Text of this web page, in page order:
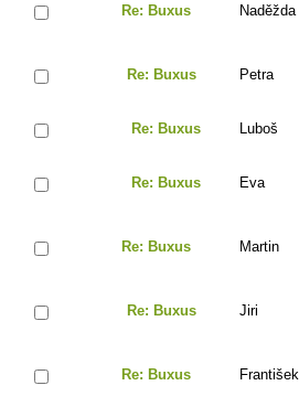
Re: Buxus Naděžda
Re: Buxus Petra
Re: Buxus Luboš
Re: Buxus Eva
Re: Buxus Martin
Re: Buxus Jiri
Re: Buxus František